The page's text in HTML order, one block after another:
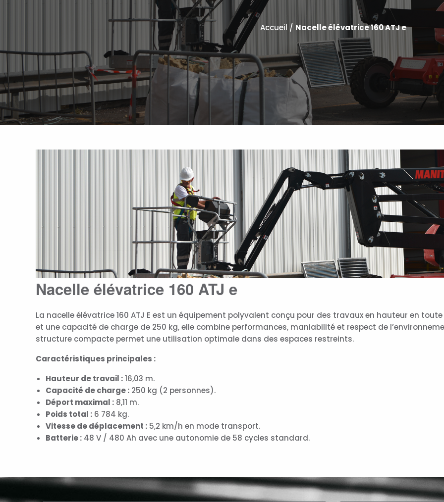
Accueil / Nacelle élévatrice 160 ATJ e
Nacelle élévatrice 160 ATJ e
La nacelle élévatrice 160 ATJ E est un équipement polyvalent conçu pour des travaux en hauteur en
et une capacité de charge de 250 kg, elle combine performances, maniabilité et respect de
structure compacte permet une utilisation optimale dans des espaces restreints.
Caractéristiques principales :
Hauteur de travail :16,03 m.
Capacité de charge : 250 kg (2 personnes).
Déport maximal : 8,11 m.
Poids total : 6 784 kg.
Vitesse de déplacement : 5,2 km/h en mode transport.
Batterie : 48 V / 480 Ah avec une autonomie de 58 cycles standard.